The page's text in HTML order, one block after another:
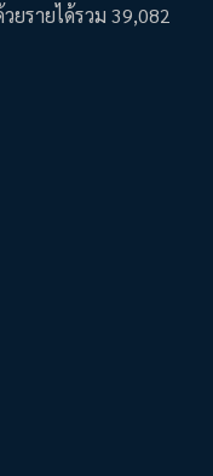
ยรายได้รวม 39,082